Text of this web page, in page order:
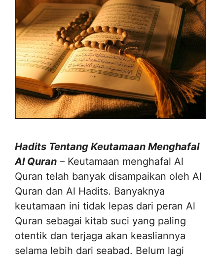
Hadits Tentang Keutamaan Menghafal
Al Quran – Keutamaan menghafal Al
Quran telah banyak disampaikan oleh Al
Quran dan Al Hadits. Banyaknya
keutamaan ini tidak lepas dari peran Al
Quran sebagai kitab suci yang paling
otentik dan terjaga akan keasliannya
selama lebih dari seabad. Belum lagi